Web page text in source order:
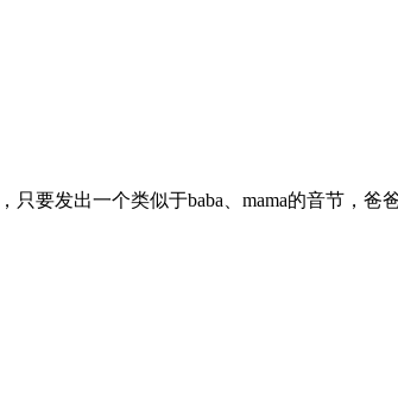
要发出一个类似于baba、mama的音节，